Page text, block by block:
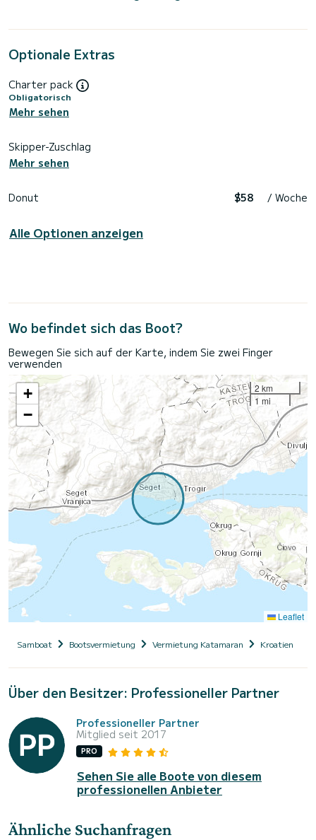
Optionale Extras
Charter pack
Obligatorisch
Mehr sehen
Skipper-Zuschlag
Mehr sehen
Donut $58 / Woche
Alle Optionen anzeigen
Wo befindet sich das Boot?
Bewegen Sie sich auf der Karte, indem Sie zwei Finger
verwenden
+
−
2 km
1 mi
Leaflet
Samboat Bootsvermietung Vermietung Katamaran Kroatien
Über den Besitzer: Professioneller Partner
Professioneller Partner
Mitglied seit 2017
PRO
Sehen Sie alle Boote von diesem
professionellen Anbieter
Ähnliche Suchanfragen